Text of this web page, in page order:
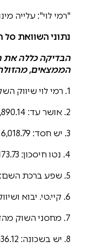
"רמי לוי": עלייה
נתוני השוואת סל
הבדיקה כללה את
הממצאים,
1. רמי לוי שיווק השקמה: 5,877.43 ₪ – הזול ביותר בבדיקה.
2. אושר עד: 5,890.14 ₪.
3. יש חסד: 6,018.79 ₪.
4. נטו חיסכון: 6,173.73 ₪.
5. שפע ברכת השם: 6,399.28 ₪.
6. קיי.טי. יבוא ושיווק (משנת יוסף): 6,478.60 ₪.
7. מחסני השוק מהדרין: 6,522.07 ₪.
8. יש בשכונה: 6,536.12 ₪.